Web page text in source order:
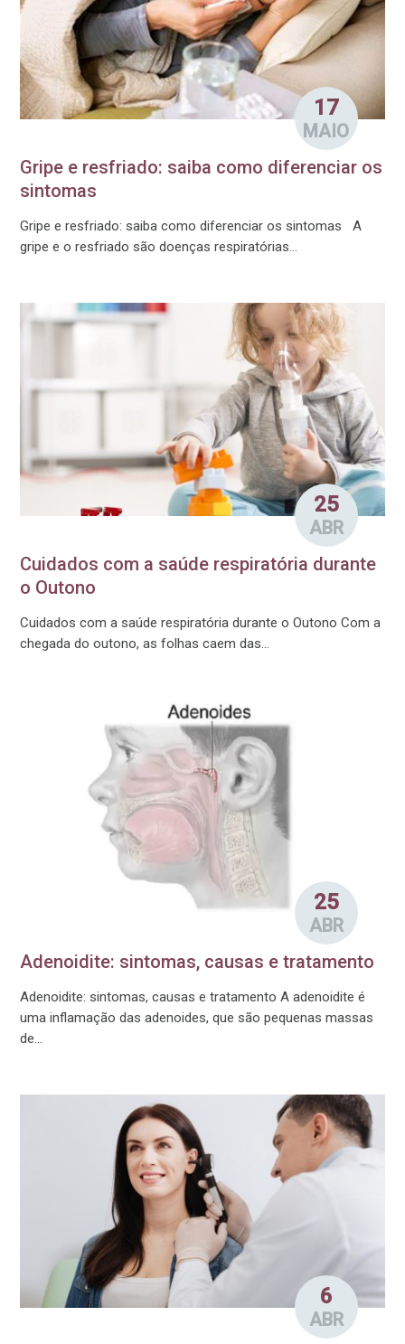
17
MAIO
Gripe e resfriado: saiba como diferenciar os
sintomas
Gripe e resfriado: saiba como diferenciar os sintomas A
gripe e o resfriado são doenças respiratórias...
25
ABR
Cuidados com a saúde respiratória durante
o Outono
Cuidados com a saúde respiratória durante o Outono Com a
chegada do outono, as folhas caem das...
25
ABR
Adenoidite: sintomas, causas e tratamento
Adenoidite: sintomas, causas e tratamento A adenoidite é
uma inflamação das adenoides, que são pequenas massas
de...
6
ABR